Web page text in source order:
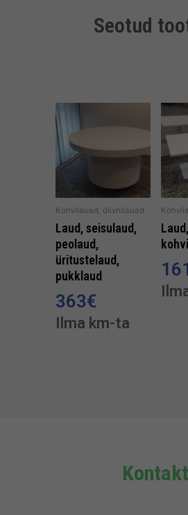
Seotud
Kohvilauad, diivnilauad
Laud, seisulaud,
peolaud,
üritustelaud,
pukklaud
363€
Ilma km-ta
Kontakt